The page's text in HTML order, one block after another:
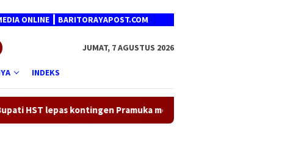
┃ BARITORAYAPOST.COM
JUMAT, 7 AGUSTUS 2026
INDEKS
kontingen Pramuka menuju Jambore Nasional XII 2026